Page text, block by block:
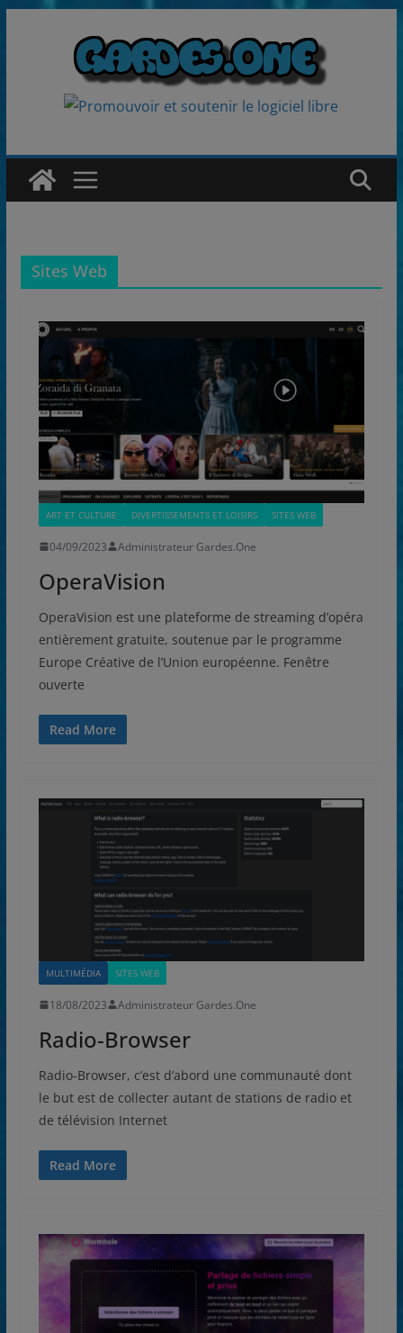
Sites Web
ART ET CULTURE DIVERTISSEMENTS ET LOISIRS SITES WEB
04/09/2023 Administrateur Gardes.One
OperaVision
OperaVision est une plateforme de streaming d’opéra
entièrement gratuite, soutenue par le programme
Europe Créative de l’Union européenne. Fenêtre
ouverte
Read More
MULTIMÉDIA SITES WEB
18/08/2023 Administrateur Gardes.One
Radio-Browser
Radio-Browser, c’est d’abord une communauté dont
le but est de collecter autant de stations de radio et
de télévision Internet
Read More